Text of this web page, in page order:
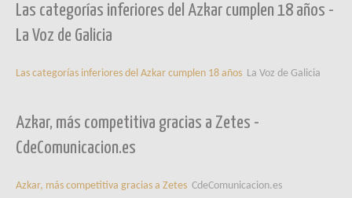
Las categorías inferiores del Azkar cumplen 18 años -
La Voz de Galicia
Las categorías inferiores del Azkar cumplen 18 años La Voz de Galicia
Azkar, más competitiva gracias a Zetes -
CdeComunicacion.es
Azkar, más competitiva gracias a Zetes CdeComunicacion.es